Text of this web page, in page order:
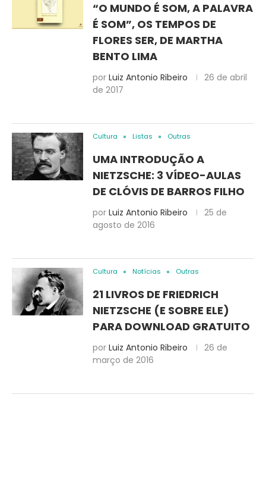
“O MUNDO É SOM, A PALAVRA
É SOM”, OS TEMPOS DE
FLORES SER, DE MARTHA
BENTO LIMA
por Luiz Antonio Ribeiro
26 de abril
de 2017
Cultura Listas Outras
UMA INTRODUÇÃO A
NIETZSCHE: 3 VÍDEO-AULAS
DE CLÓVIS DE BARROS FILHO
por Luiz Antonio Ribeiro
25 de
agosto de 2016
Cultura Notícias Outras
21 LIVROS DE FRIEDRICH
NIETZSCHE (E SOBRE ELE)
PARA DOWNLOAD GRATUITO
por Luiz Antonio Ribeiro
26 de
março de 2016